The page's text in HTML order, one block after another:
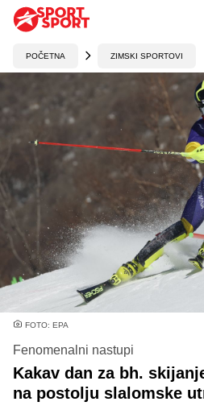
POČETNA ZIMSKI SPORTOVI
FOTO: EPA
Fenomenalni nastupi
Kakav dan za bh.
na postolju slalomske